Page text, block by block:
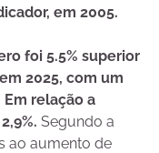
em 2005.
foi 5.5% superior
2025, com um
relação a
Segundo a
ao aumento de